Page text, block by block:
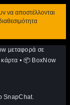
να αποστέλλονται
μεταφορά σε
• 📦 BoxNow
SnapChat.